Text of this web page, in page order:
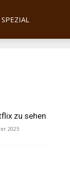
SPEZIAL
zu sehen
2025